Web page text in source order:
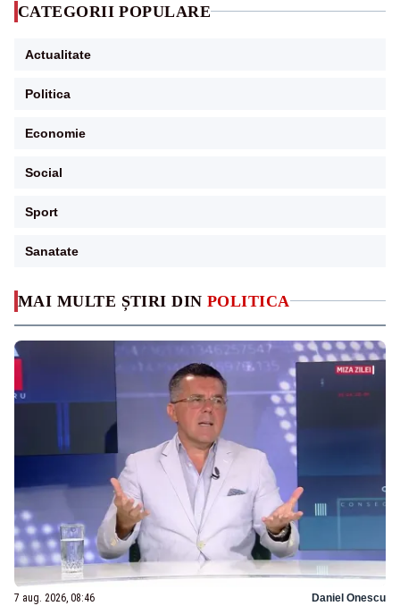
MAI MULTE ȘTIRI DIN POLITICA
7 aug. 2026, 08:46 Daniel Onescu
CATEGORII POPULARE
Actualitate
Politica
Economie
Social
Sport
Sanatate